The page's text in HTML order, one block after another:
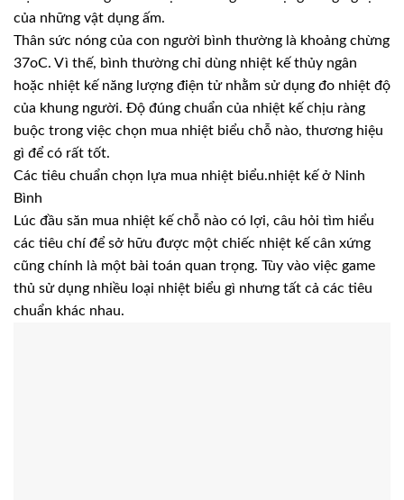
của những vật dụng ấm.
Thân sức nóng của con người bình thường là khoảng chừng
37oC. Vì thế, bình thường chỉ dùng nhiệt kế thủy ngân
hoặc nhiệt kế năng lượng điện tử nhằm sử dụng đo nhiệt độ
của khung người. Độ đúng chuẩn của nhiệt kế chịu ràng
buộc trong việc chọn mua nhiệt biểu chỗ nào, thương hiệu
gì để có rất tốt.
Các tiêu chuẩn chọn lựa mua nhiệt biểu.nhiệt kế ở Ninh
Bình
Lúc đầu săn mua nhiệt kế chỗ nào có lợi, câu hỏi tìm hiểu
các tiêu chí để sở hữu được một chiếc nhiệt kế cân xứng
cũng chính là một bài toán quan trọng. Tùy vào việc game
thủ sử dụng nhiều loại nhiệt biểu gì nhưng tất cả các tiêu
chuẩn khác nhau.